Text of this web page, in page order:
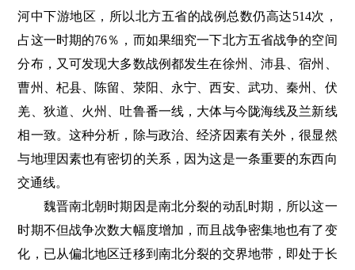
河中下游地区，所以北方五省的战例总数仍高达514次，
占这一时期的76％，而如果细究一下北方五省战争的空间
分布，又可发现大多数战例都发生在徐州、沛县、宿州、
曹州、杞县、陈留、荥阳、永宁、西安、武功、秦州、伏
羌、狄道、火州、吐鲁番一线，大体与今陇海线及兰新线
相一致。这种分析，除与政治、经济因素有关外，很显然
与地理因素也有密切的关系，因为这是一条重要的东西向
交通线。
魏晋南北朝时期因是南北分裂的动乱时期，所以这一
时期不但战争次数大幅度增加，而且战争密集地也有了变
化，已从偏北地区迁移到南北分裂的交界地带，即处于长